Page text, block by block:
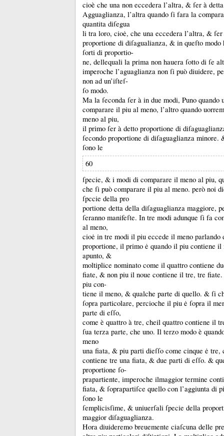
cioè che una non eccedera l’altra, & ſer à
Agguaglianza, l’altra quando ſi fara la
quantita diſegua
li tra loro, cioė, che una eccedera l’altra, &
proportione di diſagualianza, & in queſto modo
ſorti di proportio-
ne, dellequali la prima non hauera ſotto di ſe
imperoche l’aguaglianza non ſi può diuidere,
non ad un’iſteſ-
ſo modo.
Ma la ſeconda ſer à in due modi, Puno quando
comparare il piu al meno, l’altro quando
meno al piu,
il primo ſer à detto proportione di
ſecondo proportione di diſaguaglianza minore.
ſono le
60
ſpecie, & i modi di comparare il meno al piu,
che ſi può comparare il piu al meno. però noi
ſpccie della pro
portione detta della diſaguaglianza maggiore,
ſeranno manifeſte. In tre modi adunque ſi fa
al meno,
cioė in tre modi il piu eccede il meno parlando
proportione, il primo ė quando il piu contiene il
apunto, &
moltiplice nominato come il quattro contiene
fiate, & non piu il noue contiene il tre, tre fiate.
piu con-
tiene il meno, & qualche parte di quello. & ſi
ſopra particolare, percioche il piu ė ſopra il
parte di eſſo,
come è quattro à tre, cheil quattro contiene il
ſua terza parte, che uno. Il terzo modo è
meno
una fiata, & piu parti dieſſo come cinque ė tre,
contiene tre una fiata, & due parti di eſſo. &
proportione ſo-
prapartiente, imperoche ilmaggior termine
fiata, & ſoprapartiſce quello con l’aggiunta di
ſono le
ſemplicisſime, & uniuerſali ſpecie della
maggior diſaguaglianza.
Hora diuideremo breuemente ciaſcuna delle